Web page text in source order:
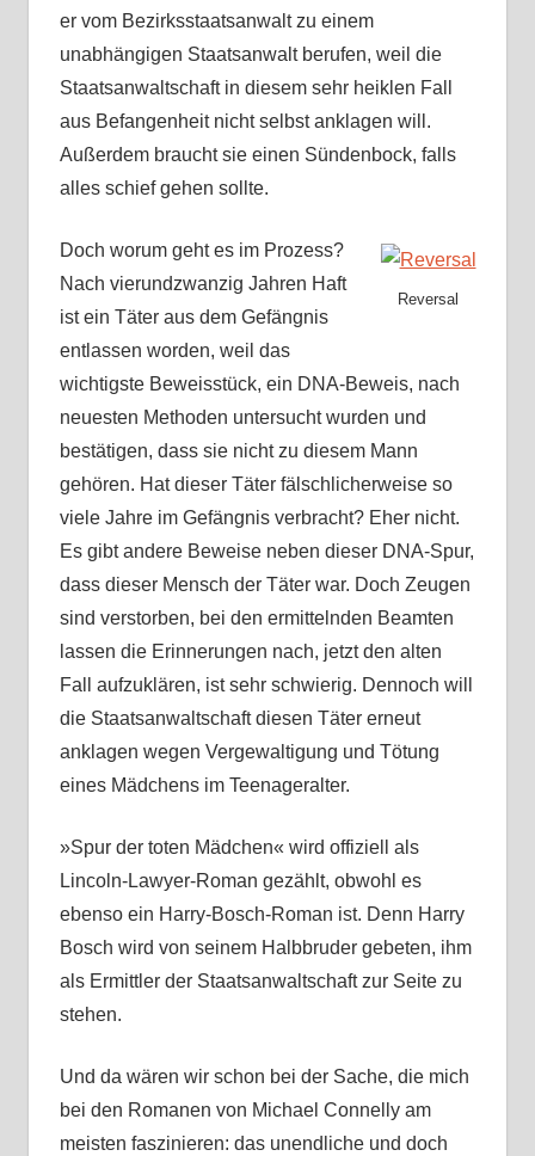
er vom Bezirksstaatsanwalt zu einem
unabhängigen Staatsanwalt berufen, weil die
Staatsanwaltschaft in diesem sehr heiklen Fall
aus Befangenheit nicht selbst anklagen will.
Außerdem braucht sie einen Sündenbock, falls
alles schief gehen sollte.
Reversal
Doch worum geht es im Prozess?
Nach vierundzwanzig Jahren Haft
ist ein Täter aus dem Gefängnis
entlassen worden, weil das
wichtigste Beweisstück, ein DNA-Beweis, nach
neuesten Methoden untersucht wurden und
bestätigen, dass sie nicht zu diesem Mann
gehören. Hat dieser Täter fälschlicherweise so
viele Jahre im Gefängnis verbracht? Eher nicht.
Es gibt andere Beweise neben dieser DNA-Spur,
dass dieser Mensch der Täter war. Doch Zeugen
sind verstorben, bei den ermittelnden Beamten
lassen die Erinnerungen nach, jetzt den alten
Fall aufzuklären, ist sehr schwierig. Dennoch will
die Staatsanwaltschaft diesen Täter erneut
anklagen wegen Vergewaltigung und Tötung
eines Mädchens im Teenageralter.
»Spur der toten Mädchen« wird offiziell als
Lincoln-Lawyer-Roman gezählt, obwohl es
ebenso ein Harry-Bosch-Roman ist. Denn Harry
Bosch wird von seinem Halbbruder gebeten, ihm
als Ermittler der Staatsanwaltschaft zur Seite zu
stehen.
Und da wären wir schon bei der Sache, die mich
bei den Romanen von Michael Connelly am
meisten faszinieren: das unendliche und doch